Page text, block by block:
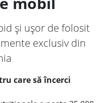
și ușor de folosit
exclusiv din
care să încerci